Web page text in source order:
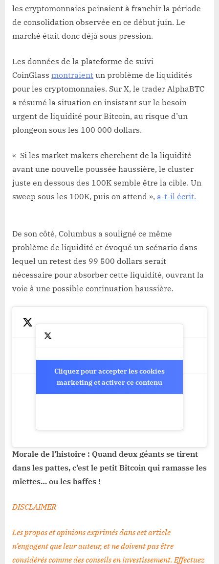
les cryptomonnaies peinaient à franchir la période
de consolidation observée en ce début juin. Le
marché était donc déjà sous pression.
Les données de la plateforme de suivi
CoinGlass montraient un problème de liquidités
pour les cryptomonnaies. Sur X, le trader AlphaBTC
a résumé la situation en insistant sur le besoin
urgent de liquidité pour Bitcoin, au risque d’un
plongeon sous les 100 000 dollars.
« Si les market makers cherchent de la liquidité
avant une nouvelle poussée haussière, le cluster
juste en dessous des 100K semble être la cible. Un
sweep sous les 100K, puis on attend », a-t-il écrit.
De son côté, Columbus a souligné ce même
problème de liquidité et évoqué un scénario dans
lequel un retest des 99 500 dollars serait
nécessaire pour absorber cette liquidité, ouvrant la
voie à une possible continuation haussière.
Cliquez pour accepter les cookies
marketing et activer ce contenu
Cliquez pour accepter les cookies
marketing et activer ce contenu
Morale de l’histoire : Quand deux géants se tirent
dans les pattes, c’est le petit Bitcoin qui ramasse les
miettes… ou les baffes !
DISCLAIMER
Les propos et opinions exprimés dans cet article
n’engagent que leur auteur, et ne doivent pas être
considérés comme des conseils en investissement. Effectuez